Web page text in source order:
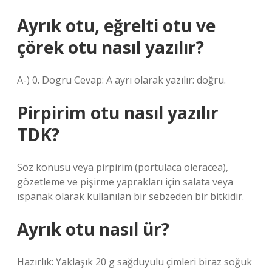
Ayrık otu, eğrelti otu ve
çörek otu nasıl yazılır?
A-) 0. Dogru Cevap: A ayrı olarak yazılır: doğru.
Pirpirim otu nasıl yazılır
TDK?
Söz konusu veya pirpirim (portulaca oleracea),
gözetleme ve pişirme yaprakları için salata veya
ıspanak olarak kullanılan bir sebzeden bir bitkidir.
Ayrık otu nasıl ür?
Hazırlık: Yaklaşık 20 g sağduyulu çimleri biraz soğuk